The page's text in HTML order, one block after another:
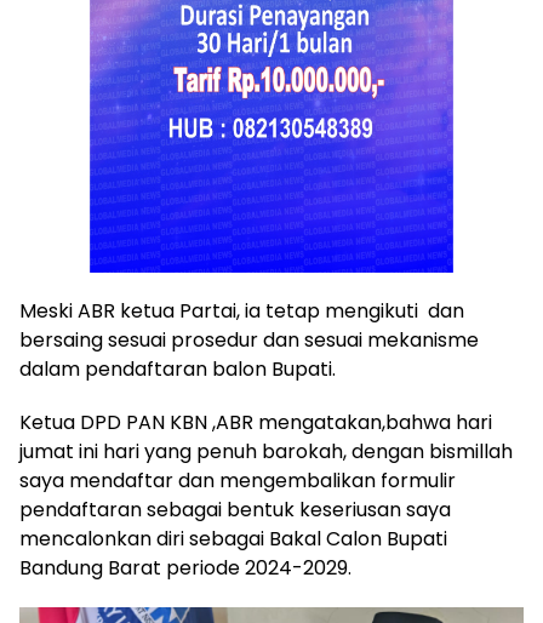
Meski ABR ketua Partai, ia tetap mengikuti dan
bersaing sesuai prosedur dan sesuai mekanisme
dalam pendaftaran balon Bupati.
Ketua DPD PAN KBN ,ABR mengatakan,bahwa hari
jumat ini hari yang penuh barokah, dengan bismillah
saya mendaftar dan mengembalikan formulir
pendaftaran sebagai bentuk keseriusan saya
mencalonkan diri sebagai Bakal Calon Bupati
Bandung Barat periode 2024-2029.